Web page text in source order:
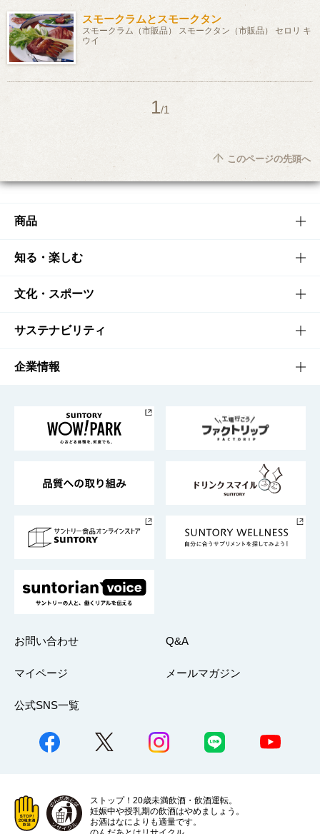
スモークラムとスモークタン
スモークラム（市販品） スモークタン（市販品） セロリ キ
ウイ
1 /1
このページの先頭へ
商品
商品TOP
商品一覧
商品発売情報
栄養成分一覧
知る・楽しむ
知る・楽しむTOP
キャンペーン
工場見学
地域情報
文化・スポーツ
文化・スポーツTOP
サントリーホール
サントリーサンバーズ大阪
サステナビリティ
サステナビリティTOP
サントリーが考えるサステナビリティ経営
企業情報
企業概要
採用情報
お問い合わせ Q&A
マイページ メールマガジン
公式SNS一覧
ストップ！20歳未満飲酒・飲酒運転。
妊娠中や授乳期の飲酒はやめましょう。
お酒はなによりも適量です。